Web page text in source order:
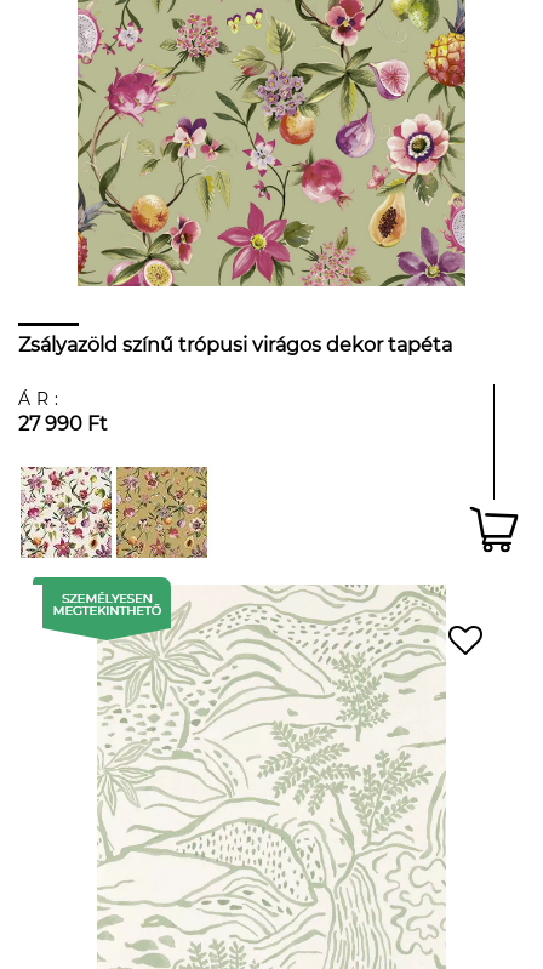
Zsályazöld színű trópusi virágos dekor tapéta
ÁR:
27 990 Ft